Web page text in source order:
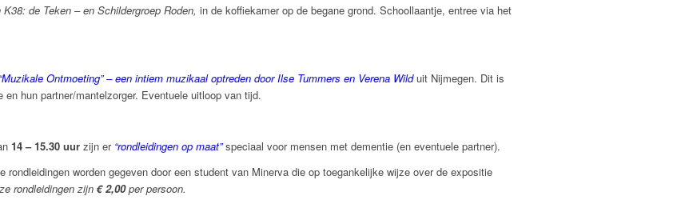
de Teken – en Schildergroep Roden, in de koffiekamer op de begane grond. Schoollaantje, entree via het
“Muzikale Ontmoeting” – een intiem muzikaal optreden door Ilse Tummers en Verena Wilduit Nijmegen. Dit is
hun partner/mantelzorger. Eventuele uitloop van tijd.
14 – 15.30 uur zijn er “rondleidingen op maat” speciaal voor mensen met dementie (en eventuele partner).
rondleidingen worden gegeven door een student van Minerva die op toegankelijke wijze over de expositie
rondleidingen zijn € 2,00per persoon.